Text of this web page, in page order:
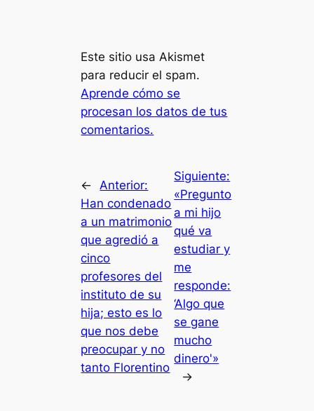
Este sitio usa Akismet
para reducir el spam.
Aprende cómo se
procesan los datos de tus
comentarios.
←
Anterior:
Han condenado
a un matrimonio
que agredió a
cinco
profesores del
instituto de su
hija; esto es lo
que nos debe
preocupar y no
tanto Florentino
Siguiente:
«Pregunto
a mi hijo
qué va
estudiar y
me
responde:
‘Algo que
se gane
mucho
dinero'»
→